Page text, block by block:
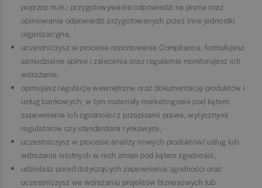
poprzez m.in.: przygotowywanie odpowiedzi na pisma oraz
opiniowanie odpowiedzi przygotowanych przez inne jednostki
organizacyjne,
uczestniczysz w procesie raportowania Compliance, formułujesz
samodzielne opinie i zalecenia oraz regularnie monitorujesz ich
wdrażanie,
opiniujesz regulacje wewnętrzne oraz dokumentację produktów i
usług bankowych, w tym materiały marketingowe pod kątem
zapewnienia ich zgodności z przepisami prawa, wytycznymi
regulatorów czy standardami rynkowymi,
uczestniczysz w procesie analizy nowych produktów/ usług lub
wdrażania istotnych w nich zmian pod kątem zgodności,
udzielasz porad dotyczących zapewnienia zgodności oraz
uczestniczysz we wdrażaniu projektów biznesowych lub